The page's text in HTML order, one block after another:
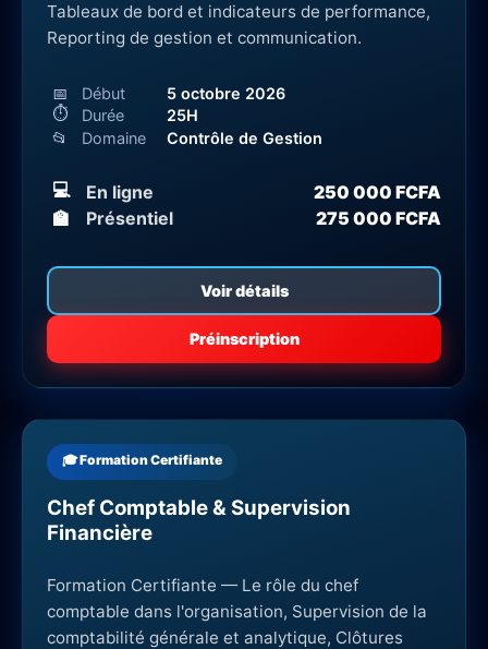
Tableaux de bord et indicateurs de performance,
Reporting de gestion et communication.
📅 Début
5 octobre 2026
⏱
Durée
25H
📂
Domaine Contrôle de Gestion
💻 En ligne
250 000 FCFA
🏫
Présentiel 275 000 FCFA
Voir détails
Préinscription
🎓 Formation Certifiante
Chef Comptable & Supervision
Financière
Formation Certifiante — Le rôle du chef
comptable dans l'organisation, Supervision de la
comptabilité générale et analytique, Clôtures